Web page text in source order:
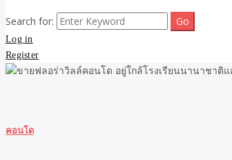
Search for:
Log in
Register
คอนโด